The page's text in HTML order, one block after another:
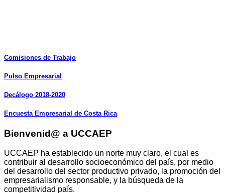
Comisiones de Trabajo
Pulso Empresarial
Decálogo 2018-2020
Encuesta Empresarial de Costa Rica
Bienvenid@ a UCCAEP
UCCAEP ha establecido un norte muy claro, el cual es
contribuir al desarrollo socioeconómico del país, por medio
del desarrollo del sector productivo privado, la promoción del
empresarialismo responsable, y la búsqueda de la
competitividad país.